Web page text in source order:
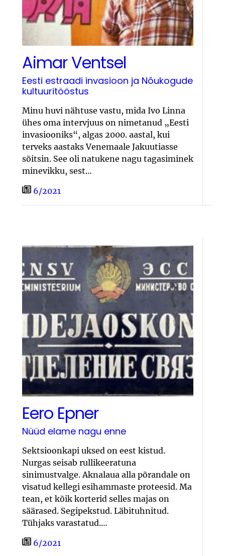
Aimar Ventsel
Eesti estraadi invasioon ja Nõukogude
kultuuritööstus
Minu huvi nähtuse vastu, mida Ivo Linna
ühes oma intervjuus on nimetanud „Eesti
invasiooniks“, algas 2000. aastal, kui
terveks aastaks Venemaale Jakuutiasse
sõitsin. See oli natukene nagu tagasiminek
minevikku, sest…
6/2021
Eero Epner
Nüüd elame nagu enne
Sektsioonkapi uksed on eest kistud.
Nurgas seisab rullikeeratuna
sinimustvalge. Aknalaua alla põrandale on
visatud kellegi esihammaste proteesid. Ma
tean, et kõik korterid selles majas on
säärased. Segipekstud. Läbituhnitud.
Tühjaks varastatud.…
6/2021